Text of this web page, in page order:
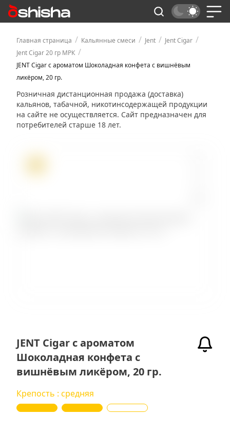
Главная страница / Кальянные смеси / Jent / Jent Cigar /
Jent Cigar 20 гр МРК /
JENT Cigar с ароматом Шоколадная конфета с вишнёвым
ликёром, 20 гр.
Розничная дистанционная продажа (доставка)
кальянов, табачной, никотинсодержащей продукции
на сайте не осуществляется. Сайт предназначен для
потребителей старше 18 лет.
JENT Cigar с ароматом
Шоколадная конфета с
вишнёвым ликёром, 20 гр.
Крепость : средняя